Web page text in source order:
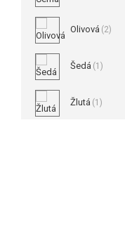
Olivová (2)
Šedá (1)
Žlutá (1)